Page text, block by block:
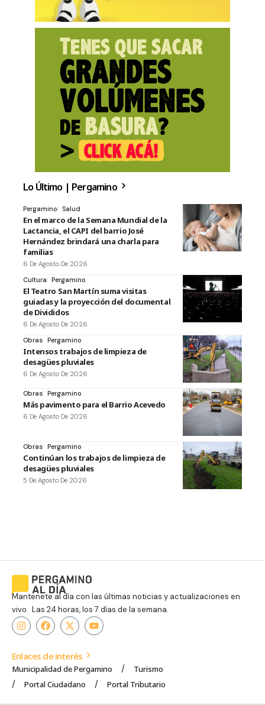
Lo Último | Pergamino
Pergamino Salud
En el marco de la Semana Mundial de la
Lactancia, el CAPI del barrio José
Hernández brindará una charla para
familias
6 De Agosto De 2026
Cultura Pergamino
El Teatro San Martín suma visitas
guiadas y la proyección del documental
de Divididos
6 De Agosto De 2026
Obras Pergamino
Intensos trabajos de limpieza de
desagües pluviales
6 De Agosto De 2026
Obras Pergamino
Más pavimento para el Barrio Acevedo
6 De Agosto De 2026
Obras Pergamino
Continúan los trabajos de limpieza de
desagües pluviales
5 De Agosto De 2026
Mantenete al día con las últimas noticias y actualizaciones en
vivo. Las 24 horas, los 7 días de la semana.
Enlaces de interés
Municipalidad de Pergamino
Turismo
Portal Ciudadano
Portal Tributario